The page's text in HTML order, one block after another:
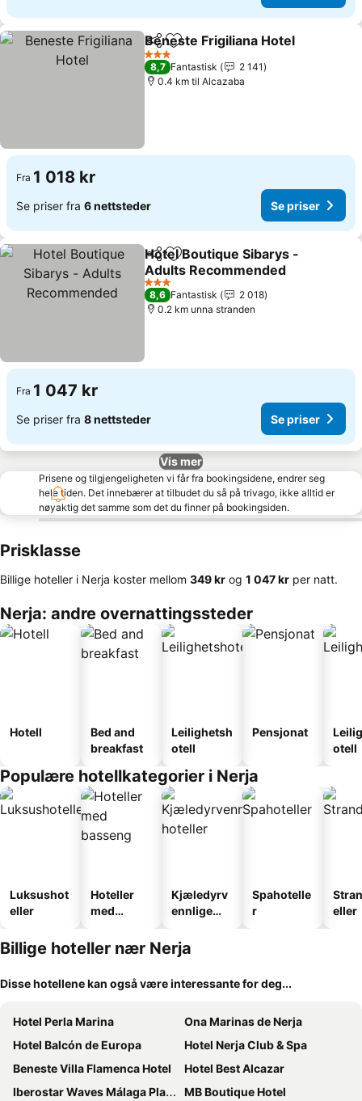
Del Legg til i favoritter
Beneste Frigiliana Hotel
3 Stjerner
8,7 Fantastisk
2 141
0.4 km til Alcazaba
Fra 1 018 kr
Se priser fra 6 nettsteder Se priser
Del Legg til i favoritter
Hotel Boutique Sibarys -
Adults Recommended
3 Stjerner
8,6 Fantastisk
2 018
0.2 km unna stranden
Fra 1 047 kr
Se priser fra 8 nettsteder Se priser
Vis mer
Prisene og tilgjengeligheten vi får fra bookingsidene, endrer seg
hele tiden. Det innebærer at tilbudet du så på trivago, ikke alltid er
nøyaktig det samme som det du finner på bookingsiden.
Prisklasse
Billige hoteller i Nerja koster mellom ‎349 kr og ‎1 047 kr per natt.
Nerja: andre overnattingssteder
Hotell
Bed and
breakfast
Leilighetsh
otell
Pensjonat
otell
Populære hotellkategorier i Nerja
Luksushot
eller
Hoteller
med
Kjæledyrv
ennlige
Spahotelle
r
eller
Billige hoteller nær Nerja
Disse hotellene kan også være interessante for deg...
Hotel Perla Marina
Ona Marinas de Nerja
Hotel Balcón de Europa
Hotel Nerja Club & Spa
Beneste Villa Flamenca Hotel
Hotel Best Alcazar
Iberostar Waves Málaga Playa
MB Boutique Hotel